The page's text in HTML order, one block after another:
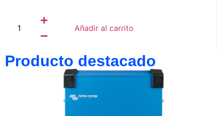
Añadir al carrito
Producto destacado